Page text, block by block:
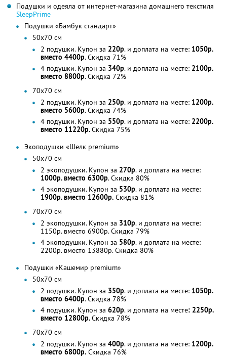
Подушки и одеяла от интернет-магазина домашнего текстиля
SleepPrime
Подушки «Бамбук стандарт»
50х70 см
2 подушки. Купон за 220р. и доплата на месте: 1050р.
вместо 4400р. Скидка 71%
4 подушки. Купон за 340р. и доплата на месте: 2100р.
вместо 8800р. Скидка 72%
70х70 см
2 подушки. Купон за 250р. и доплата на месте: 1200р.
вместо 5600р. Скидка 74%
4 подушки. Купон за 550р. и доплата на месте: 2200р.
вместо 11220р.Скидка 75%
Экоподушки «Шелк premium»
50х70 см
2 экоподушки. Купон за 270р. и доплата на месте:
1000р. вместо 6300р. Скидка 80%
4 экоподушки. Купон за 530р. и доплата на месте:
1900р. вместо 12600р. Скидка 81%
70х70 см
2 экоподушки. Купон за 310р. и доплата на месте:
1150р. вместо 6900р. Скидка 79%
4 экоподушки. Купон за 580р. и доплата на месте:
2200р. вместо 13880р. Скидка 80%
Подушки «Кашемир premium»
50х70 см
2 подушки. Купон за 350р. и доплата на месте: 1050р.
вместо 6400р. Скидка 78%
4 подушки. Купон за 620р. и доплата на месте: 2250р.
вместо 12800р.Скидка 78%
70х70 см
2 подушки. Купон за 400р. и доплата на месте: 1200р.
вместо 6800р. Скидка 76%